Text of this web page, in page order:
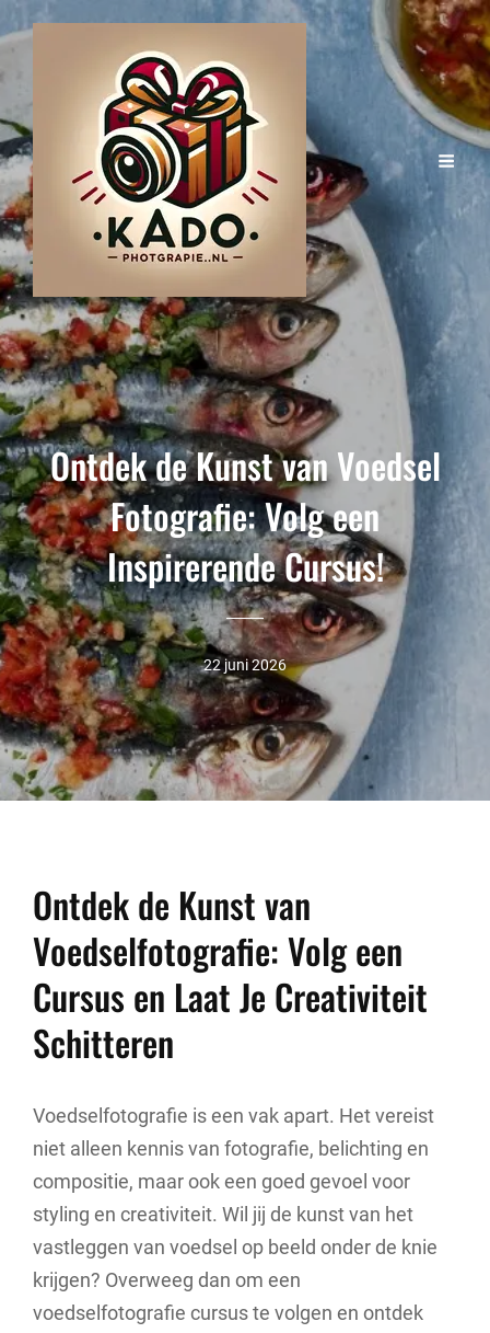
Ontdek de Kunst van Voedsel
Fotografie: Volg een
Inspirerende Cursus!
22 juni 2026
Ontdek de Kunst van
Voedselfotografie: Volg een
Cursus en Laat Je Creativiteit
Schitteren
Voedselfotografie is een vak apart. Het vereist
niet alleen kennis van fotografie, belichting en
compositie, maar ook een goed gevoel voor
styling en creativiteit. Wil jij de kunst van het
vastleggen van voedsel op beeld onder de knie
krijgen? Overweeg dan om een
voedselfotografie cursus te volgen en ontdek